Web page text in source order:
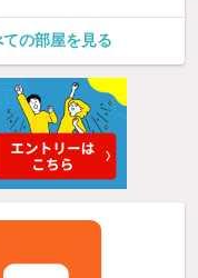
の部屋を見る